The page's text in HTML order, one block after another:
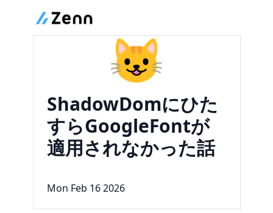
😺
ShadowDomにひた
すらGoogleFontが
適用されなかった話
Mon Feb 16 2026